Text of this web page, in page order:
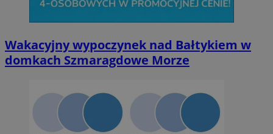
Wakacyjny wypoczynek nad Bałtykiem w
domkach Szmaragdowe Morze